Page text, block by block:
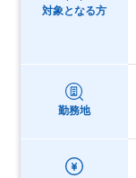
対象となる方
勤務地